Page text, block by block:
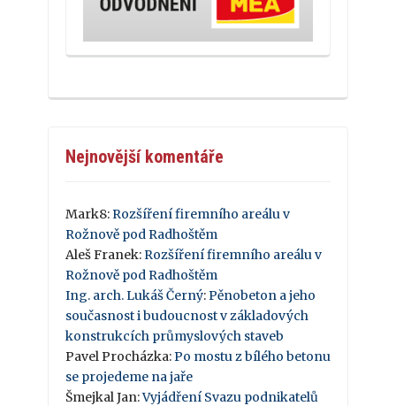
Nejnovější komentáře
Mark8:Rozšíření firemního areálu v
Rožnově pod Radhoštěm
Aleš Franek:Rozšíření firemního areálu v
Rožnově pod Radhoštěm
Ing. arch. Lukáš Černý:Pěnobeton a jeho
současnost i budoucnost v základových
konstrukcích průmyslových staveb
Pavel Procházka:Po mostu z bílého betonu
se projedeme na jaře
Šmejkal Jan:Vyjádření Svazu podnikatelů